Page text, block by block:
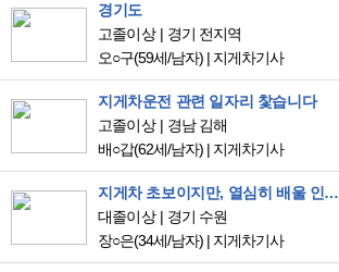
경기도
고졸이상
경기 전지역
오○구(59세/남자) | 지게차기사
지게차운전 관련 일자리 찿습니다
고졸이상
경남 김해
배○갑(62세/남자) | 지게차기사
지게차 초보이지만, 열심히 배울 인재입니다.
대졸이상
경기 수원
장○은(34세/남자) | 지게차기사